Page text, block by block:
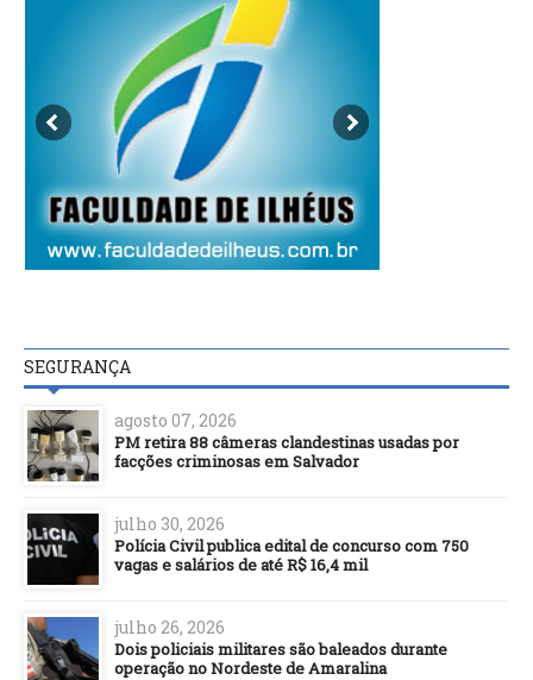
SEGURANÇA
agosto 07, 2026
PM retira 88 câmeras clandestinas usadas por
facções criminosas em Salvador
julho 30, 2026
Polícia Civil publica edital de concurso com 750
vagas e salários de até R$ 16,4 mil
julho 26, 2026
Dois policiais militares são baleados durante
operação no Nordeste de Amaralina